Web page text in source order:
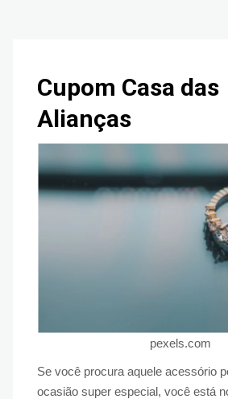
Cupom Casa das
Alianças
pexels.com
Se você procura aquele acessório
ocasião super especial, você está